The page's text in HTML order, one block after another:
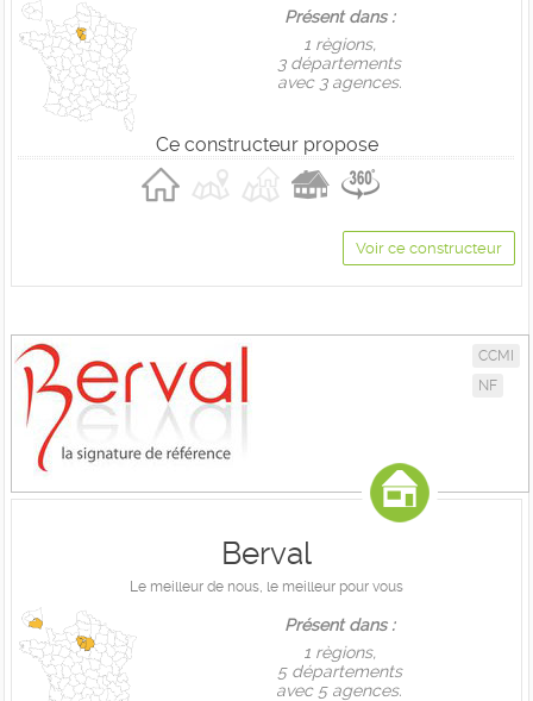
Présent dans :
1 règions,
3 départements
avec 3 agences.
Ce constructeur propose
Voir ce constructeur
CCMI
NF
Berval
Le meilleur de nous, le meilleur pour vous
Présent dans :
1 règions,
5 départements
avec 5 agences.